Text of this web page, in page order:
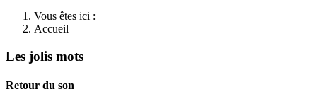
Vous êtes ici :
Accueil
Les jolis mots
Retour du son